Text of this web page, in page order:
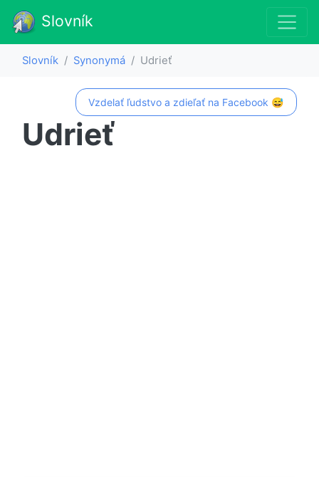
Slovník
Slovník Synonymá Udrieť
Vzdelať ľudstvo a zdieľať na Facebook 😅
Udrieť